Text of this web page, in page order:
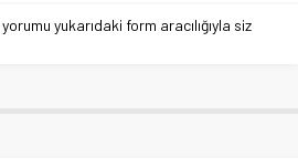
yukarıdaki form aracılığıyla siz